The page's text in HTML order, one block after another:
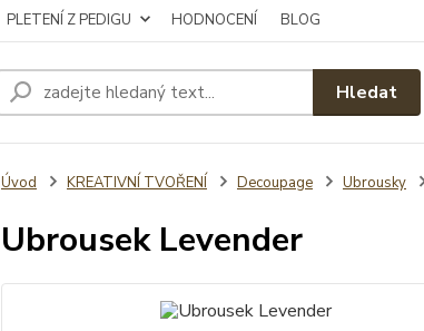
PLETENÍ Z PEDIGU HODNOCENÍ BLOG
Hledat
Úvod KREATIVNÍ TVOŘENÍ Decoupage Ubrousky
Ubrousek Levender